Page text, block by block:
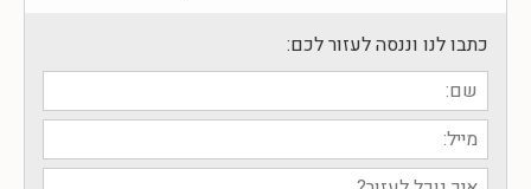
כתבו לנו וננסה לעזור לכם: